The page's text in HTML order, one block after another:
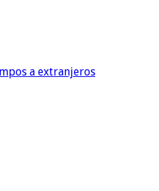
a extranjeros